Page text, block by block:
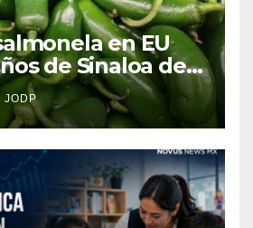
en EU
de Sinaloa deja
y 36
JODP